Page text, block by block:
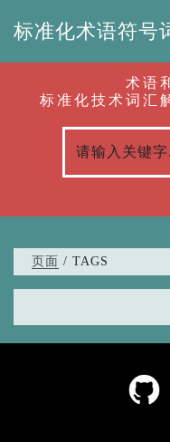
术语
标准化技术词汇
页面 / TAGS